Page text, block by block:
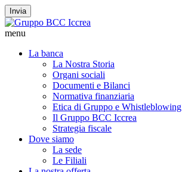
Invia
menu
La banca
La Nostra Storia
Organi sociali
Documenti e Bilanci
Normativa finanziaria
Etica di Gruppo e Whistleblowing
Il Gruppo BCC Iccrea
Strategia fiscale
Dove siamo
La sede
Le Filiali